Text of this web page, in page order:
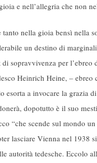
e nell’allegria che non
nella gioia bensì nella
un destino di
sopravvivenza per
Heinrich Heine, –
a invocare la grazia
dopotutto è il suo
“che scende sul mondo
lasciare Vienna nel 1938
autorità tedesche. Eccolo